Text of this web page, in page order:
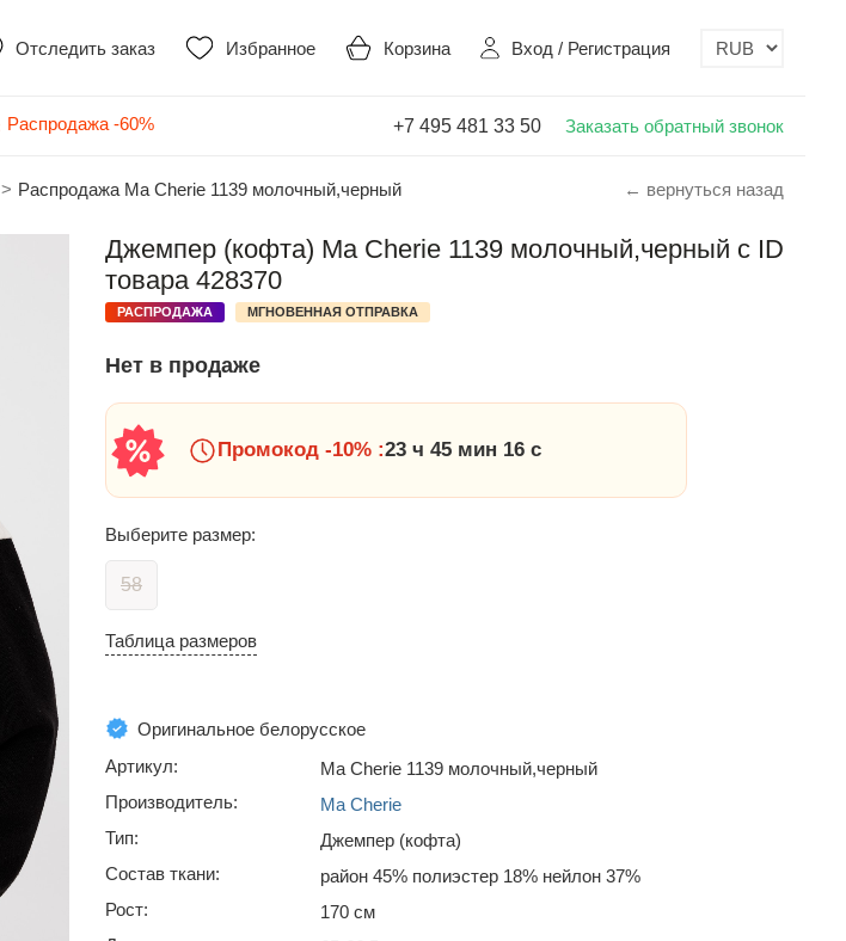
Отследить заказ Избранное Корзина Вход / Регистрация
Распродажа -60% +7 495 481 33 50 Заказать обратный звонок
> Распродажа Ma Cherie 1139 молочный,черный ← вернуться назад
Джемпер (кофта) Ma Cherie 1139 молочный,черный с ID
товара 428370
РАСПРОДАЖА МГНОВЕННАЯ ОТПРАВКА
Нет в продаже
Промокод -10% :23 ч 45 мин 15 с
Выберите размер:
58
Таблица размеров
Оригинальное белорусское
Артикул:
Ma Cherie 1139 молочный,черный
Производитель:
Ma Cherie
Тип:
Джемпер (кофта)
Состав ткани:
район 45% полиэстер 18% нейлон 37%
Рост:
170 см